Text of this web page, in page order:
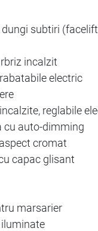
subtiri
incalzit
electric
reglabile
cu auto-dimming
cromat
capac glisant
marsarier